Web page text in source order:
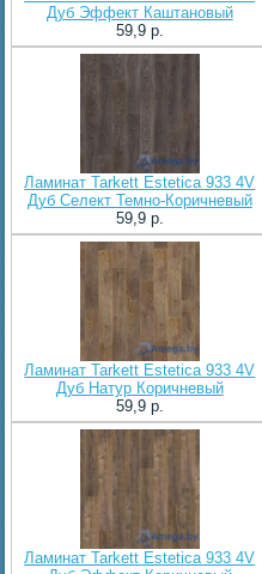
Дуб Эффект Каштановый
59,9 p.
Ламинат Tarkett Estetica 933 4V
Дуб Селект Темно-Коричневый
59,9 p.
Ламинат Tarkett Estetica 933 4V
Дуб Натур Коричневый
59,9 p.
Ламинат Tarkett Estetica 933 4V